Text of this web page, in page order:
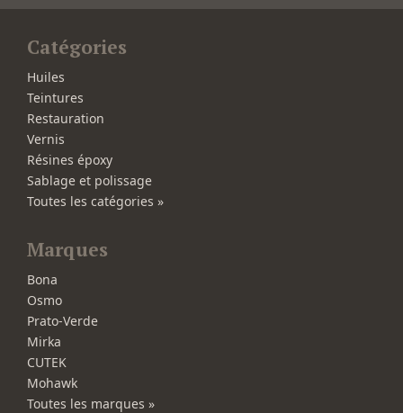
Catégories
Huiles
Teintures
Restauration
Vernis
Résines époxy
Sablage et polissage
Toutes les catégories »
Marques
Bona
Osmo
Prato-Verde
Mirka
CUTEK
Mohawk
Toutes les marques »